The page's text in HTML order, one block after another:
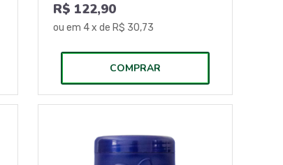
R$ 122,90
ou em 4x de R$ 30,73
COMPRAR